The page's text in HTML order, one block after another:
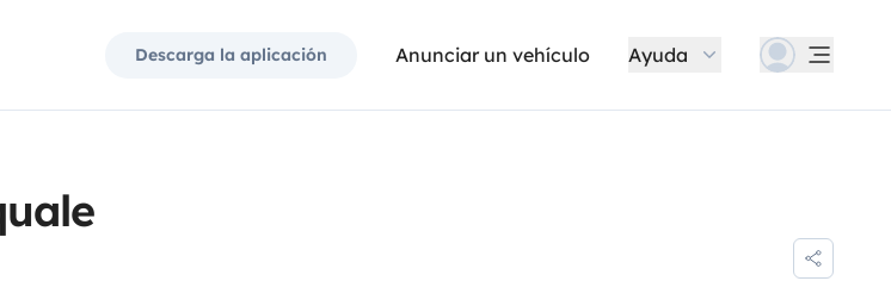
Descarga la aplicación Anunciar un vehículo Ayuda